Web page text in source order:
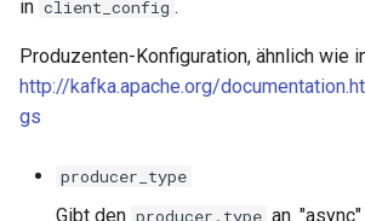
sxg
sysguard
teslagov-jwt
testcookie
in client_config .
Produzenten-Konfiguration, ähnlich wie
http://kafka.apache.org/
gs
producer_type
Gibt den producer.type an.